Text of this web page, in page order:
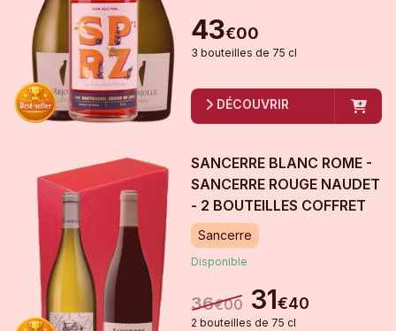
43€00
3 bouteilles de 75 cl
DÉCOUVRIR
SANCERRE BLANC ROME -
SANCERRE ROUGE NAUDET
- 2 BOUTEILLES COFFRET
Sancerre
Disponible
36€00 31€40
2 bouteilles de 75 cl